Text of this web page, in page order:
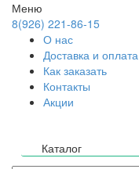
Меню
8(926) 221-86-15
О нас
Доставка и оплата
Как заказать
Контакты
Акции
Каталог